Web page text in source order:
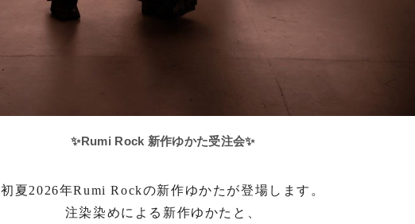
✨Rumi Rock 新作ゆかた受注会✨
初夏2026年Rumi Rockの新作ゆかたが登場します。
注染染めによる新作ゆかたと、